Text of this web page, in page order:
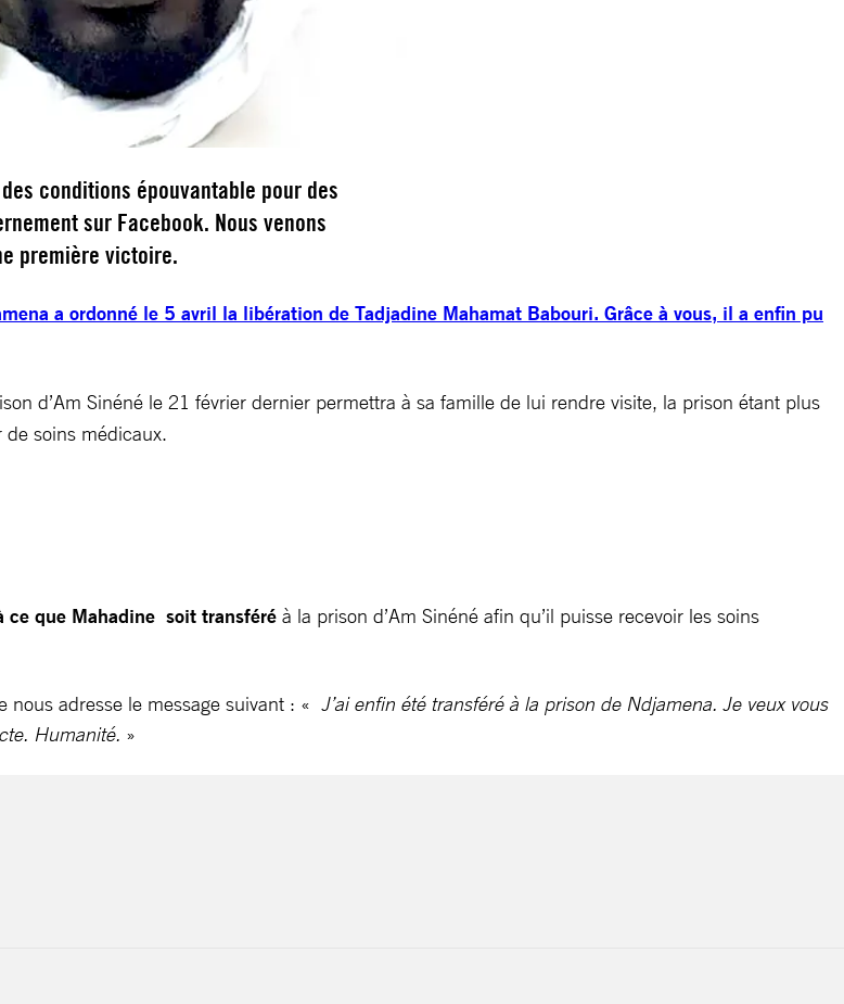
conditions épouvantable pour des
sur Facebook. Nous venons
première victoire.
a ordonné le 5 avril la libération de Tadjadine Mahamat Babouri. Grâce à vous, il a enfin pu
d’Am Sinéné le 21 février dernier permettra à sa famille de lui rendre visite, la prison étant plus
soins médicaux.
ce que Mahadine soit transféré à la prison d’Am Sinéné afin qu’il puisse recevoir les soins
adresse le message suivant : « J’ai enfin été transféré à la prison de Ndjamena. Je veux vous
Humanité. »